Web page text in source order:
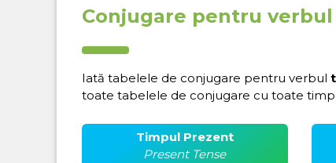
Conjugare pentru verbul
Iată tabelele de conjugare pentru verbul
toate tabelele de conjugare cu toate
Timpul Prezent
Present Tense